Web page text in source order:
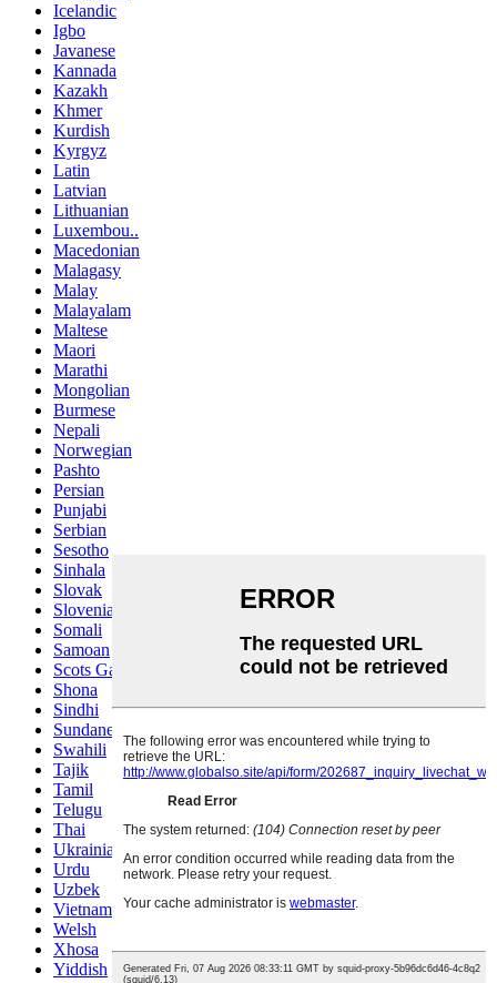
Icelandic
Igbo
Javanese
Kannada
Kazakh
Khmer
Kurdish
Kyrgyz
Latin
Latvian
Lithuanian
Luxembou..
Macedonian
Malagasy
Malay
Malayalam
Maltese
Maori
Marathi
Mongolian
Burmese
Nepali
Norwegian
Pashto
Persian
Punjabi
Serbian
Sesotho
Sinhala
Slovak
Slovenian
Somali
Samoan
Scots Gaelic
Shona
Sindhi
Sundanese
Swahili
Tajik
Tamil
Telugu
Thai
Ukrainian
Urdu
Uzbek
Vietnamese
Welsh
Xhosa
Yiddish